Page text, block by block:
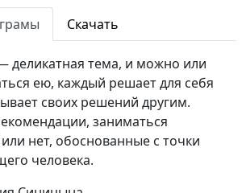
Юлия Синицына, Иван
Соклаков, психолог
Юлия Синицына, Иван
Соклаков, психолог
#271
себя
Юлия Синицына, Иван
Соклаков, психолог
Скачать
деликатная тема, и можно или
ею, каждый решает для себя
своих решений другим.
заниматься
нет, обоснованные с точки
человека.